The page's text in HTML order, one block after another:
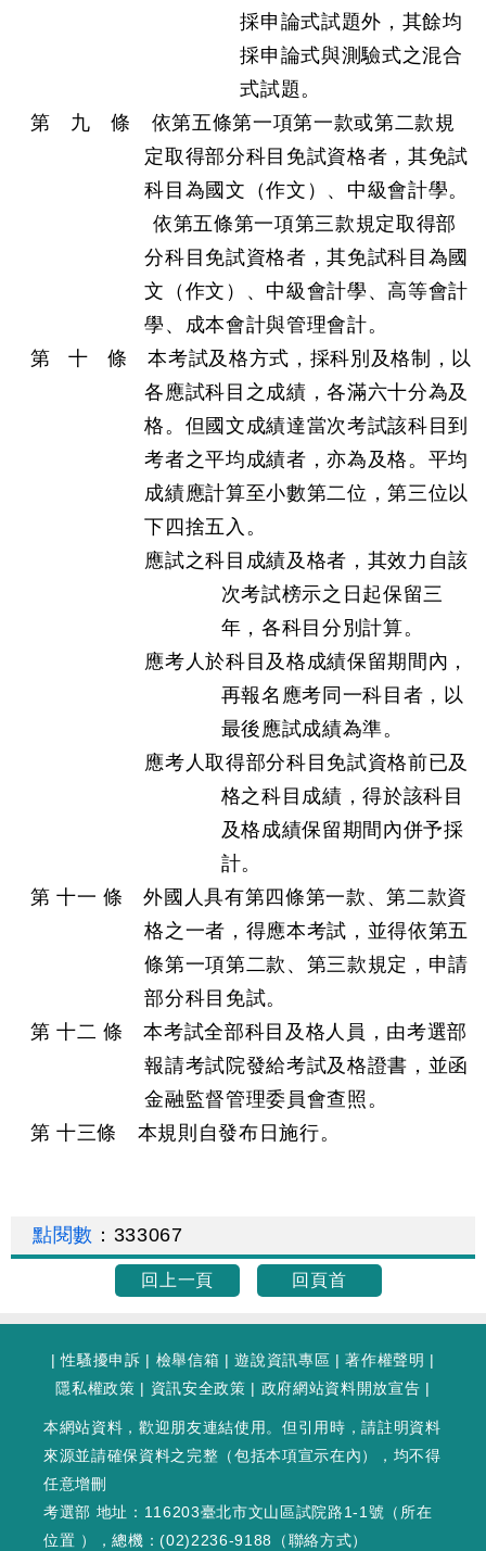
採申論式試題外，其餘均
採申論式與測驗式之混合
式試題。
第 九 條 依第五條第一項第一款或第二款規
定取得部分科目免試資格者，其免試
科目為國文（作文）、中級會計學。
依第五條第一項第三款規定取得部
分科目免試資格者，其免試科目為國
文（作文）、中級會計學、高等會計
學、成本會計與管理會計。
第 十 條本考試及格方式，採科別及格制，以
各應試科目之成績，各滿六十分為及
格。但國文成績達當次考試該科目到
考者之平均成績者，亦為及格。平均
成績應計算至小數第二位，第三位以
下四捨五入。
應試之科目成績及格者，其效力自該
次考試榜示之日起保留三
年，各科目分別計算。
應考人於科目及格成績保留期間內，
再報名應考同一科目者，以
最後應試成績為準。
應考人取得部分科目免試資格前已及
格之科目成績，得於該科目
及格成績保留期間內併予採
計。
第 十一 條 外國人具有第四條第一款、第二款資
格之一者，得應本考試，並得依第五
條第一項第二款、第三款規定，申請
部分科目免試。
第 十二 條 本考試全部科目及格人員，由考選部
報請考試院發給考試及格證書，並函
金融監督管理委員會查照。
第 十三條 本規則自發布日施行。
點閱數 ： 333067
回上一頁 回頁首
|性騷擾申訴 | 檢舉信箱 |遊說資訊專區 |著作權聲明 |
隱私權政策 | 資訊安全政策 | 政府網站資料開放宣告 |
本網站資料，歡迎朋友連結使用。但引用時，請註明資料
來源並請確保資料之完整（包括本項宣示在內），均不得
任意增刪
考選部 地址：116203臺北市文山區試院路1-1號（ 所在
位置 ），總機：(02)2236-9188（聯絡方式）